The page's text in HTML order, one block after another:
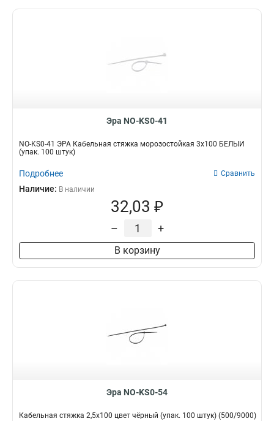
Эра NO-KS0-41
NO-KS0-41 ЭРА Кабельная стяжка морозостойкая 3x100 БЕЛЫЙ
(упак. 100 штук)
Подробнее Сравнить
Наличие: В наличии
32,03 ₽
– +
В корзину
Эра NO-KS0-54
Кабельная стяжка 2,5х100 цвет чёрный (упак. 100 штук) (500/9000)